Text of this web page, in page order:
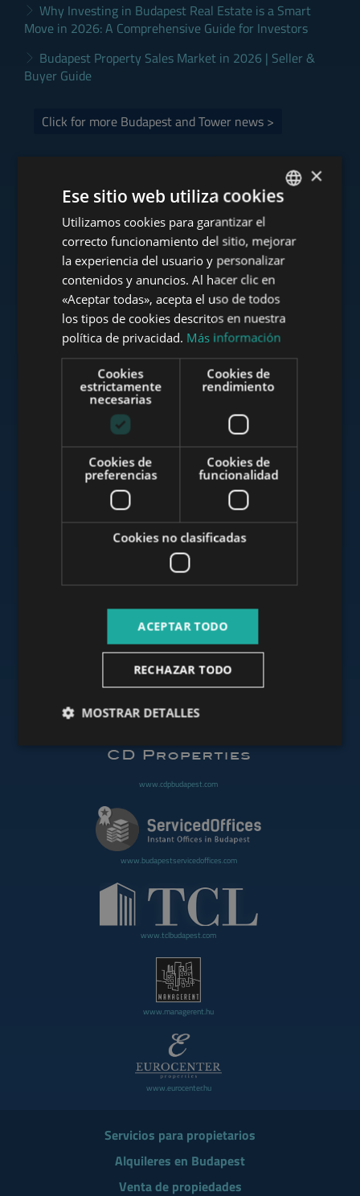
Why Investing in Budapest Real Estate is a Smart
Move in 2026: A Comprehensive Guide for Investors
Budapest Property Sales Market in 2026 | Seller &
Buyer Guide
Click for more Budapest and Tower news >
Consulte nuestra cartera
www.tower-investments.com
www.mybudapesthome.com
www.budapestluxuryapartments.hu
www.budapestoffices.net
www.budapestpropertysellers.com
www.cdpbudapest.com
www.budapestservicedoffices.com
www.tclbudapest.com
www.managerent.hu
www.eurocenter.hu
Servicios para propietarios
Alquileres en Budapest
Venta de propiedades
ENGLISH
HUNGARIAN
FRENCH
SPANISH
RUSSIAN
×
Ese sitio web utiliza cookies
Utilizamos cookies para garantizar el
correcto funcionamiento del sitio, mejorar
la experiencia del usuario y personalizar
contenidos y anuncios. Al hacer clic en
«Aceptar todas», acepta el uso de todos
los tipos de cookies descritos en nuestra
política de privacidad. Más información
Cookies
estrictamente
necesarias
Cookies de
rendimiento
Cookies de
preferencias
Cookies de
funcionalidad
Cookies no clasificadas
ACEPTAR TODO
RECHAZAR TODO
MOSTRAR DETALLES